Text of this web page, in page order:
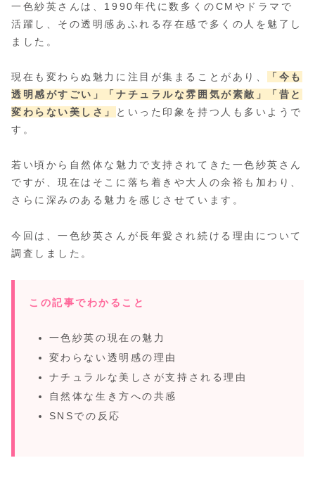
一色紗英さんは、1990年代に数多くのCMやドラマで
活躍し、その透明感あふれる存在感で多くの人を魅了し
ました。
現在も変わらぬ魅力に注目が集まることがあり、
「今も
透明感がすごい」
「ナチュラルな雰囲気が素敵」
「昔と
変わらない美しさ」
といった印象を持つ人も多いようで
す。
若い頃から自然体な魅力で支持されてきた一色紗英さん
ですが、現在はそこに落ち着きや大人の余裕も加わり、
さらに深みのある魅力を感じさせています。
今回は、一色紗英さんが長年愛され続ける理由について
調査しました。
この記事でわかること
一色紗英の現在の魅力
変わらない透明感の理由
ナチュラルな美しさが支持される理由
自然体な生き方への共感
SNSでの反応